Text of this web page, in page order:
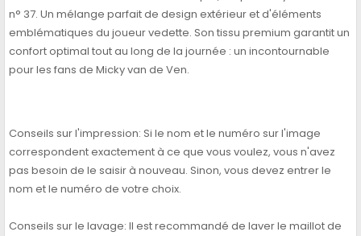
n° 37. Un mélange parfait de design extérieur et d'éléments
emblématiques du joueur vedette. Son tissu premium garantit un
confort optimal tout au long de la journée : un incontournable
pour les fans de Micky van de Ven.
Conseils sur l'impression: Si le nom et le numéro sur l'image
correspondent exactement à ce que vous voulez, vous n'avez
pas besoin de le saisir à nouveau. Sinon, vous devez entrer le
nom et le numéro de votre choix.
Conseils sur le lavage: Il est recommandé de laver le maillot de